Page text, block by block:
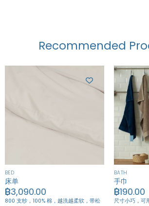
Recommended
BED
床单
฿3,090.00
800 支纱，100% 棉，越洗越柔软，带松
BATH
手巾
฿190.00
尺寸小巧，可